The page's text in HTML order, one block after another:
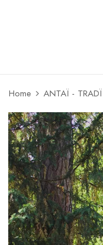
Home ANTAÏ - TRADÏ